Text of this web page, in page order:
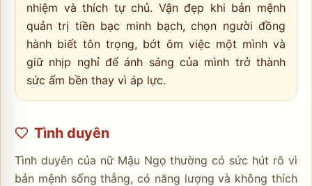
nhiệm và thích tự chủ. Vận đẹp khi bản mệnh
quản trị tiền bạc minh bạch, chọn người đồng
hành biết tôn trọng, bớt ôm việc một mình và
giữ nhịp nghỉ để ánh sáng của mình trở thành
sức ấm bền thay vì áp lực.
Tình duyên
Tình duyên của nữ Mậu Ngọ thường có sức hút rõ vì
bản mệnh sống thẳng, có năng lượng và không thích